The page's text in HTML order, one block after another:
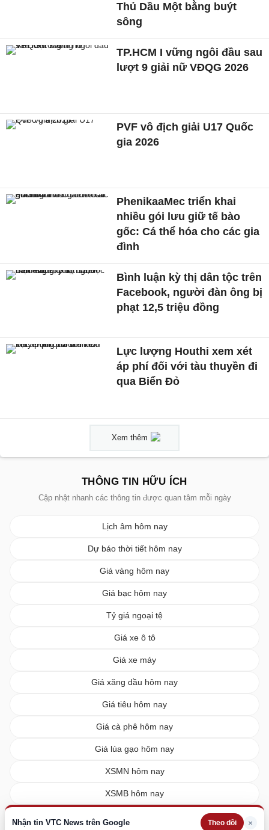
Nhận tin VTC News trên Google Theo dõi ×
Thủ Dầu Một bằng buýt
sông
TP.HCM I vững ngôi đầu sau
lượt 9 giải nữ VĐQG 2026
PVF vô địch giải U17 Quốc
gia 2026
PhenikaaMec triển khai
nhiều gói lưu giữ tế bào
gốc: Cá thể hóa cho các gia
đình
Bình luận kỳ thị dân tộc trên
Facebook, người đàn ông bị
phạt 12,5 triệu đồng
Lực lượng Houthi xem xét
áp phí đối với tàu thuyền đi
qua Biển Đỏ
Xem thêm
THÔNG TIN HỮU ÍCH
Cập nhật nhanh các thông tin được quan tâm mỗi ngày
Lịch âm hôm nay
Dự báo thời tiết hôm nay
Giá vàng hôm nay
Giá bạc hôm nay
Tỷ giá ngoại tệ
Giá xe ô tô
Giá xe máy
Giá xăng dầu hôm nay
Giá tiêu hôm nay
Giá cà phê hôm nay
Giá lúa gạo hôm nay
XSMN hôm nay
XSMB hôm nay